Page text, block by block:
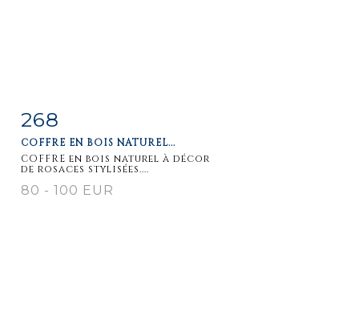
Item detail
268
COFFRE EN BOIS NATUREL...
COFFRE en bois naturel à décor
de rosaces stylisées....
80 - 100 EUR